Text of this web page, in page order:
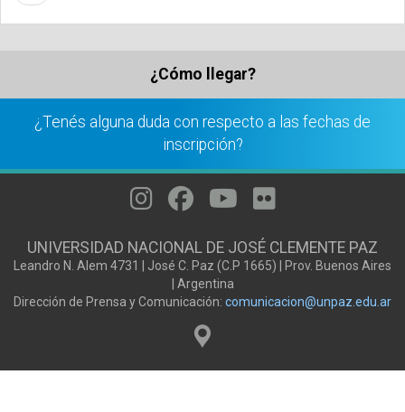
¿Cómo llegar?
¿Tenés alguna duda con respecto a las fechas de
inscripción?
UNIVERSIDAD NACIONAL DE JOSÉ CLEMENTE PAZ
Leandro N. Alem 4731 | José C. Paz (C.P 1665) | Prov. Buenos Aires
| Argentina
Dirección de Prensa y Comunicación: comunicacion@unpaz.edu.ar